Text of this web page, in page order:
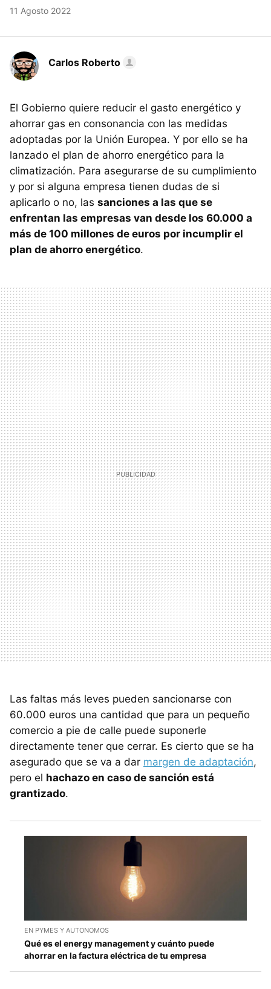
11 Agosto 2022
Carlos Roberto
El Gobierno quiere reducir el gasto energético y
ahorrar gas en consonancia con las medidas
adoptadas por la Unión Europea. Y por ello se ha
lanzado el plan de ahorro energético para la
climatización. Para asegurarse de su cumplimiento
y por si alguna empresa tienen dudas de si
aplicarlo o no, las sanciones a las que se
enfrentan las empresas van desde los 60.000 a
más de 100 millones de euros por incumplir el
plan de ahorro energético.
Las faltas más leves pueden sancionarse con
60.000 euros una cantidad que para un pequeño
comercio a pie de calle puede suponerle
directamente tener que cerrar. Es cierto que se ha
asegurado que se va a dar margen de adaptación,
pero el hachazo en caso de sanción está
grantizado.
EN PYMES Y AUTONOMOS
Qué es el energy management y cuánto puede
ahorrar en la factura eléctrica de tu empresa